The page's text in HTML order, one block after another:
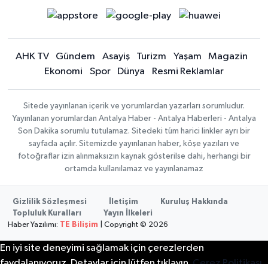
AHK TV Gündem Asayiş Turizm Yaşam
Magazin
Ekonomi
Spor Dünya Resmi Reklamlar
Sitede yayınlanan içerik ve yorumlardan yazarları sorumludur.
Yayınlanan yorumlardan Antalya Haber - Antalya Haberleri - Antalya
Son Dakika sorumlu tutulamaz. Sitedeki tüm harici linkler ayrı bir
sayfada açılır. Sitemizde yayınlanan haber, köşe yazıları ve
fotoğraflar izin alınmaksızın kaynak gösterilse dahi, herhangi bir
ortamda kullanılamaz ve yayınlanamaz
Gizlilik Sözleşmesi İletişim
Kuruluş Hakkında
Topluluk Kuralları
Yayın İlkeleri
Haber Yazılımı:
TE Bilişim | Copyright © 2026
En iyi site deneyimi sağlamak için çerezlerden